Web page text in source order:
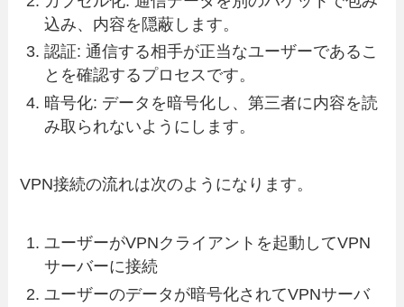
込み、内容を隠蔽します。
認証: 通信する相手が正当なユーザーであるこ
とを確認するプロセスです。
暗号化: データを暗号化し、第三者に内容を読
み取られないようにします。
VPN接続の流れは次のようになります。
ユーザーがVPNクライアントを起動してVPN
サーバーに接続
ユーザーのデータが暗号化されてVPNサーバ